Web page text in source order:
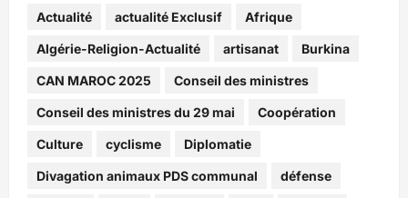
Actualité actualité Exclusif Afrique
Algérie-Religion-Actualité artisanat Burkina
CAN MAROC 2025 Conseil des ministres
Conseil des ministres du 29 mai Coopération
Culture cyclisme Diplomatie
Divagation animaux PDS communal défense